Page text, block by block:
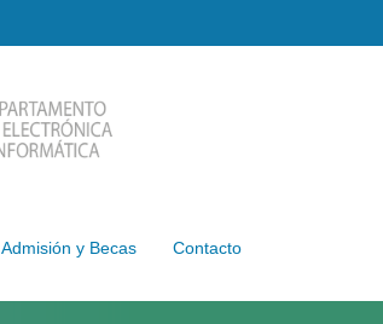
Admisión y Becas Contacto